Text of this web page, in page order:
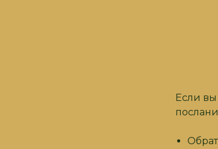
Если вы